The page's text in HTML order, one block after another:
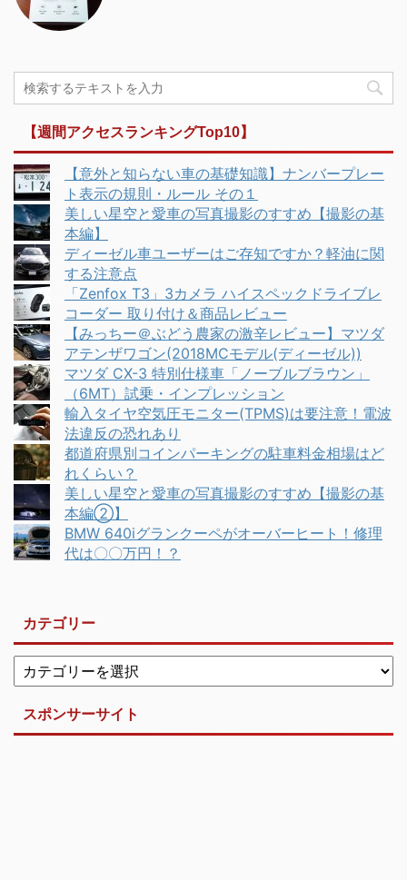
【週間アクセスランキングTop10】
【意外と知らない車の基礎知識】ナンバープレー
ト表示の規則・ルール その１
美しい星空と愛車の写真撮影のすすめ【撮影の基
本編】
ディーゼル車ユーザーはご存知ですか？軽油に関
する注意点
「Zenfox T3」3カメラ ハイスペックドライブレ
コーダー 取り付け＆商品レビュー
【みっちー＠ぶどう農家の激辛レビュー】マツダ
アテンザワゴン(2018MCモデル(ディーゼル))
マツダ CX-3 特別仕様車「ノーブルブラウン」
（6MT）試乗・インプレッション
輸入タイヤ空気圧モニター(TPMS)は要注意！電波
法違反の恐れあり
都道府県別コインパーキングの駐車料金相場はど
れくらい？
美しい星空と愛車の写真撮影のすすめ【撮影の基
本編②】
BMW 640iグランクーペがオーバーヒート！修理
代は〇〇万円！？
カテゴリー
スポンサーサイト